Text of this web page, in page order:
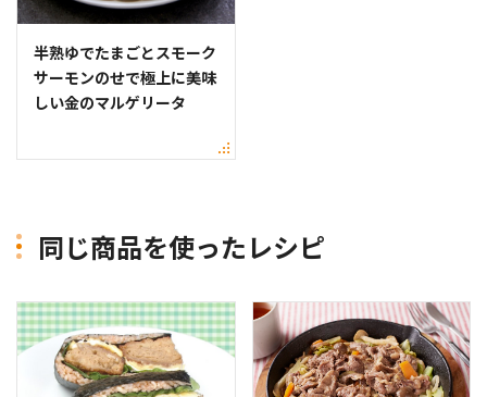
半熟ゆでたまごとスモーク
サーモンのせで極上に美味
しい金のマルゲリータ
同じ商品を使ったレシピ